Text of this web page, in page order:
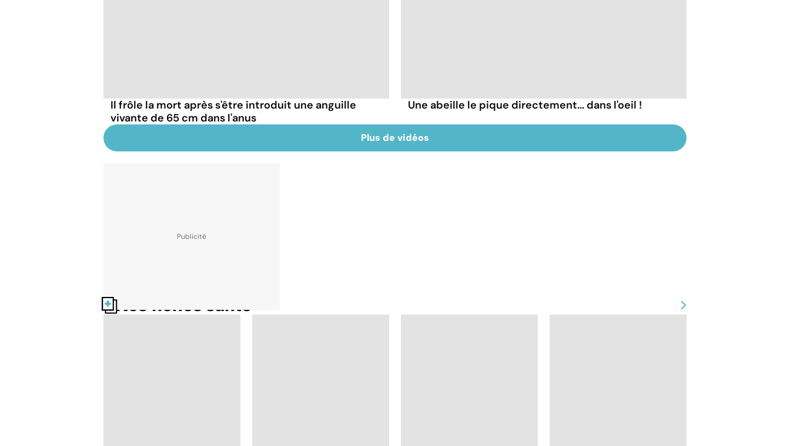
Il frôle la mort après s'être introduit une anguille
vivante de 65 cm dans l'anus
Une abeille le pique directement... dans l'oeil !
Plus de vidéos
Nos fiches santé